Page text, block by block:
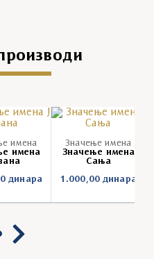
имена
имена
динара
Значење имена
Значење имена
Сања
1.000,00динара